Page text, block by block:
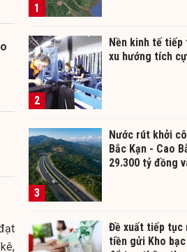
1
2
Nền kinh tế
xu hướng tích
3
Nước rút khởi
Bắc Kạn - Cao
29.300 tỷ đồng
Đề xuất tiếp tục
tiền gửi Kho